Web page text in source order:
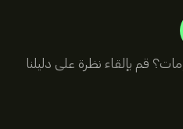
قم بإلقاء نظرة على دليلنا